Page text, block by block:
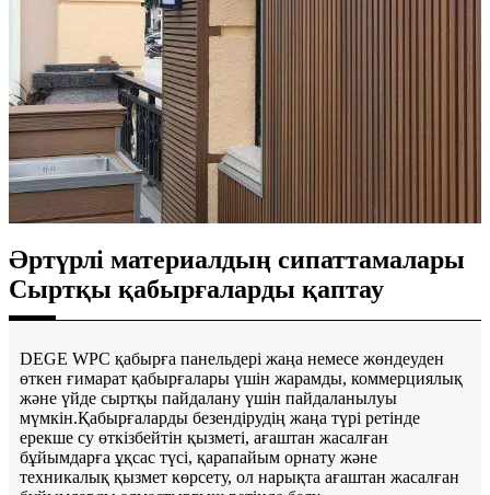
Әртүрлі материалдың сипаттамалары
Сыртқы қабырғаларды қаптау
DEGE WPC қабырға панельдері жаңа немесе жөндеуден
өткен ғимарат қабырғалары үшін жарамды, коммерциялық
және үйде сыртқы пайдалану үшін пайдаланылуы
мүмкін.Қабырғаларды безендірудің жаңа түрі ретінде
ерекше су өткізбейтін қызметі, ағаштан жасалған
бұйымдарға ұқсас түсі, қарапайым орнату және
техникалық қызмет көрсету, ол нарықта ағаштан жасалған